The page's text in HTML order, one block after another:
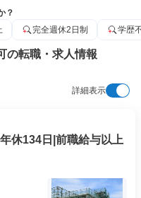
？
完全週休2日制 学歴
の転職・求人情報
詳細表示
休134日|前職給与以上